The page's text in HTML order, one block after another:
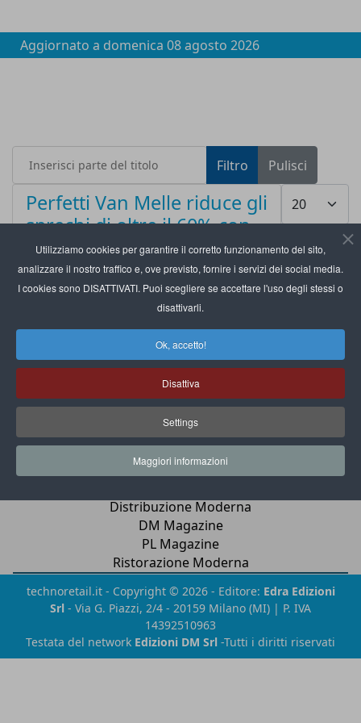
Utilizziamo cookies per garantire il corretto funzionamento del sito,
analizzare il nostro traffico e, ove previsto, fornire i servizi dei social media.
I cookies sono DISATTIVATI. Puoi scegliere se accettare l'uso degli stessi o
disattivarli.
Ok, accetto!
Disattiva
Settings
Maggiori informazioni
Aggiornato a domenica 08 agosto 2026
Inserisci parte del titolo Filtro
Pulisci
Visualizza #
Perfetti Van Melle riduce gli
sprechi di oltre il 60% con
BearingPoint
lk yt
Chi siamo
Contatti
Privacy & Cookies
Newsletter
Distribuzione Moderna
DM Magazine
PL Magazine
Ristorazione Moderna
technoretail.it - Copyright © 2026 - Editore: Edra Edizioni
Srl - Via G. Piazzi, 2/4 - 20159 Milano (MI) | P. IVA
14392510963
Testata del network Edizioni DM Srl -Tutti i diritti riservati